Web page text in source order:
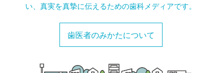
い、真実を真摯に伝えるための歯科メディアです。
歯医者のみかたについて